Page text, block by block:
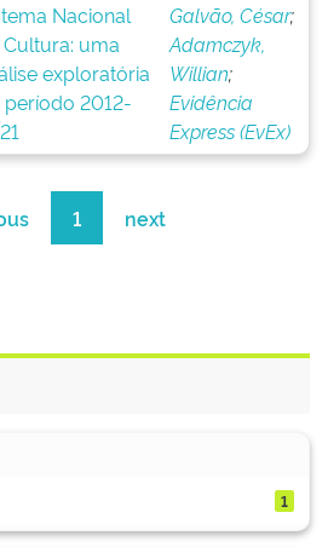
Nacional
uma
exploratória
2012-
Galvão, César;
Adamczyk,
Willian;
Evidência
Express (EvEx)
1 next
1